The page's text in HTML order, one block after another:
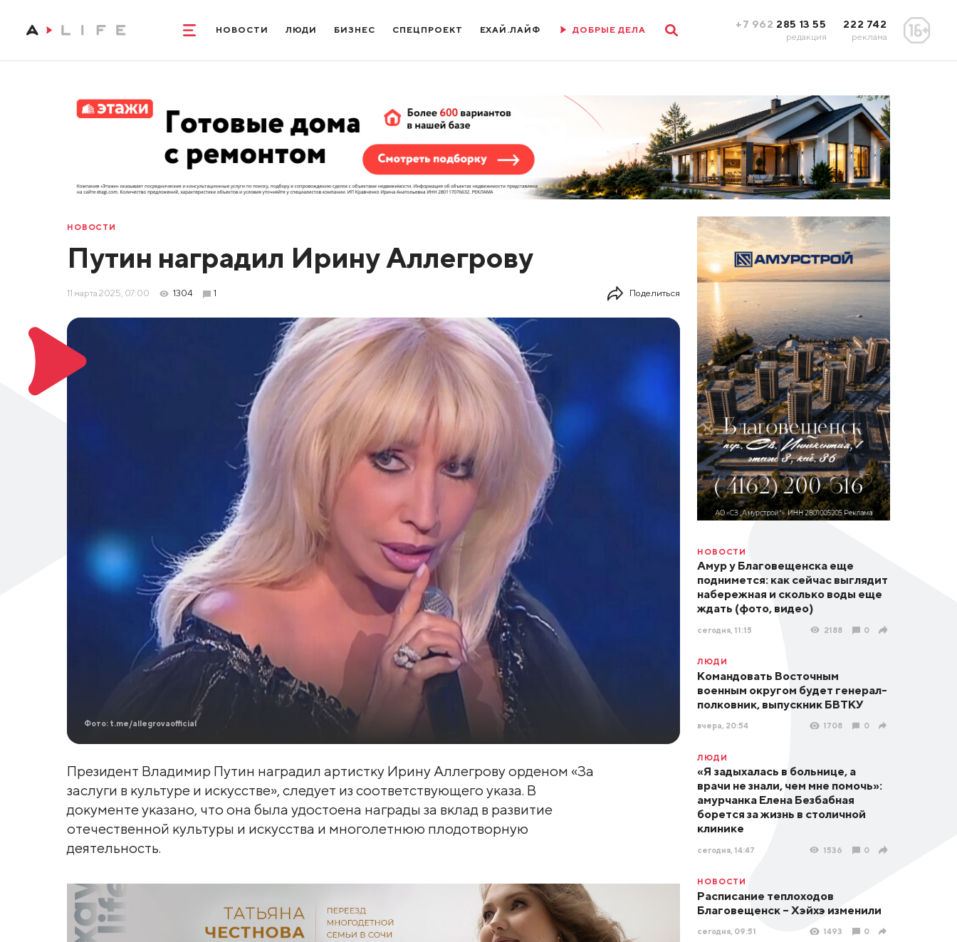
НОВОСТИ ЛЮДИ БИЗНЕС СПЕЦПРОЕКТ ЕХАЙ.ЛАЙФ ДОБРЫЕ ДЕЛА +7 962 285 13 55
редакция
222 742
реклама
НОВОСТИ
Путин наградил Ирину Аллегрову
11 марта 2025, 07:00 1304 1 Поделиться
Фото: t.me/allegrovaofficial
Президент Владимир Путин наградил артистку Ирину Аллегрову орденом «За
заслуги в культуре и искусстве», следует из соответствующего указа. В
документе указано, что она была удостоена награды за вклад в развитие
отечественной культуры и искусства и многолетнюю плодотворную
деятельность.
НОВОСТИ
Амур у Благовещенска еще
поднимется: как сейчас выглядит
набережная и сколько воды еще
ждать (фото, видео)
сегодня, 11:15 2188 0
ЛЮДИ
Командовать Восточным
военным округом будет генерал-
полковник, выпускник БВТКУ
вчера, 20:54 1708 0
ЛЮДИ
«Я задыхалась в больнице, а
врачи не знали, чем мне помочь»:
амурчанка Елена Безбабная
борется за жизнь в столичной
клинике
сегодня, 14:47 1536 0
НОВОСТИ
Расписание теплоходов
Благовещенск – Хэйхэ изменили
сегодня, 09:51 1493 0